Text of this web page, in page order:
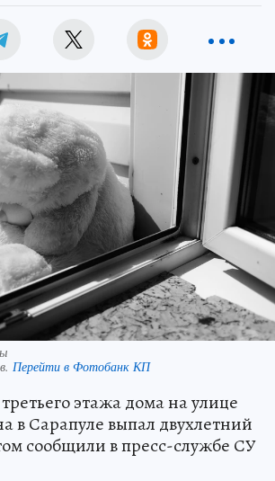
Перейти в Фотобанк КП
этажа дома на улице
в Сарапуле выпал двухлетний
сообщили в пресс-службе СУ